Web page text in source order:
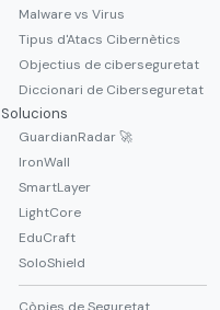
Malware vs Virus
Tipus d'Atacs Cibernètics
Objectius de ciberseguretat
Diccionari de Ciberseguretat
Solucions
GuardianRadar 🚀
IronWall
SmartLayer
LightCore
EduCraft
SoloShield